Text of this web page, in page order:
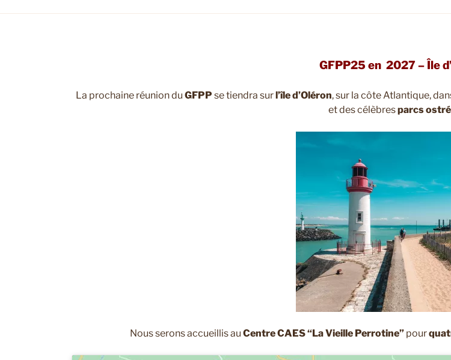
GFPP25 en 2027 – Île
La prochaine réunion du GFPP se tiendra surl’île d’Oléron, sur la côte Atlantique,
et des célèbresparcs
Nous serons accueillis au Centre CAES “La Vieille Perrotine” pour